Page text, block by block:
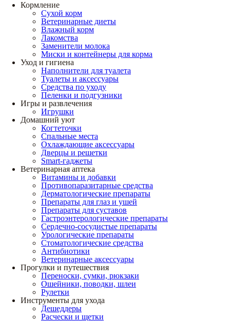
Кормление
Сухой корм
Ветеринарные диеты
Влажный корм
Лакомства
Заменители молока
Миски и контейнеры для корма
Уход и гигиена
Наполнители для туалета
Туалеты и аксессуары
Средства по уходу
Пеленки и подгузники
Игры и развлечения
Игрушки
Домашний уют
Когтеточки
Спальные места
Охлаждающие аксессуары
Дверцы и решетки
Smart-гаджеты
Ветеринарная аптека
Витамины и добавки
Противопаразитарные средства
Дерматологические препараты
Препараты для глаз и ушей
Препараты для суставов
Гастроэнтерологические препараты
Сердечно-сосудистые препараты
Урологические препараты
Стоматологические средства
Антибиотики
Ветеринарные аксессуары
Прогулки и путешествия
Переноски, сумки, рюкзаки
Ошейники, поводки, шлеи
Рулетки
Инструменты для ухода
Дешеддеры
Расчески и щетки